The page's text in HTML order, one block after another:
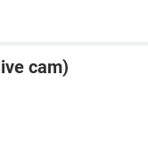
cam)